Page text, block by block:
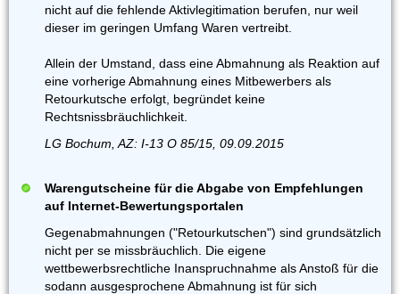
nicht auf die fehlende Aktivlegitimation berufen, nur weil
dieser im geringen Umfang Waren vertreibt.
Allein der Umstand, dass eine Abmahnung als Reaktion auf
eine vorherige Abmahnung eines Mitbewerbers als
Retourkutsche erfolgt, begründet keine
Rechtsnissbräuchlichkeit.
LG Bochum, AZ: I-13 O 85/15, 09.09.2015
Warengutscheine für die Abgabe von Empfehlungen
auf Internet-Bewertungsportalen
Gegenabmahnungen ("Retourkutschen") sind grundsätzlich
nicht per se missbräuchlich. Die eigene
wettbewerbsrechtliche Inanspruchnahme als Anstoß für die
sodann ausgesprochene Abmahnung ist für sich